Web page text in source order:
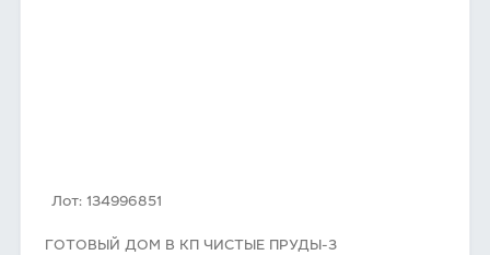
Лот: 134996851
ГОТОВЫЙ ДОМ В КП ЧИСТЫЕ ПРУДЫ-3